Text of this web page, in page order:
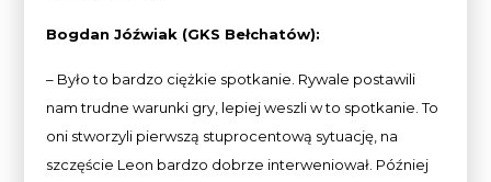
Bogdan Jóźwiak (GKS Bełchatów):
– Było to bardzo ciężkie spotkanie. Rywale postawili
nam trudne warunki gry, lepiej weszli w to spotkanie. To
oni stworzyli pierwszą stuprocentową sytuację, na
szczęście Leon bardzo dobrze interweniował. Później